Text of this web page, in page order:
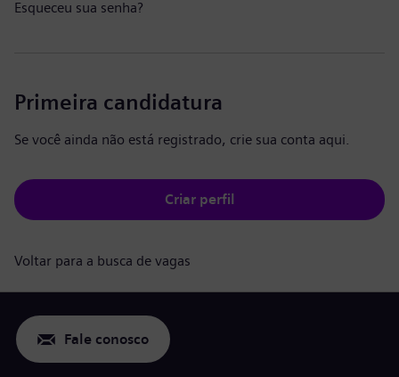
Esqueceu sua senha?
Primeira candidatura
Se você ainda não está registrado, crie sua conta aqui.
Criar perfil
Voltar para a busca de vagas
Fale conosco